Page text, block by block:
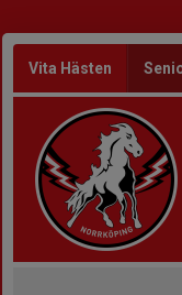
Vita Hästen